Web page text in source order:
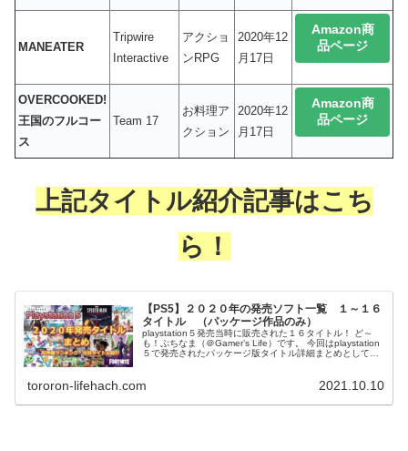
MANEATER
Tripwire
Interactive
アクショ
ンRPG
2020年12
月17日
Amazon商
品ページ
OVERCOOKED!
王国のフルコー
ス
Team 17
お料理ア
クション
2020年12
月17日
Amazon商
品ページ
上記タイトル紹介記事はこち
ら！
【PS5】２０２０年の発売ソフト一覧 １～１６
タイトル （パッケージ作品のみ）
playstation５発売当時に販売された１６タイトル！ ど～
も！ぷちなま（＠Gamer’s Life）です。 今回はplaystation
５で発売されたパッケージ版タイトル詳細まとめとして、
tororon-lifehach.com 2021.10.10